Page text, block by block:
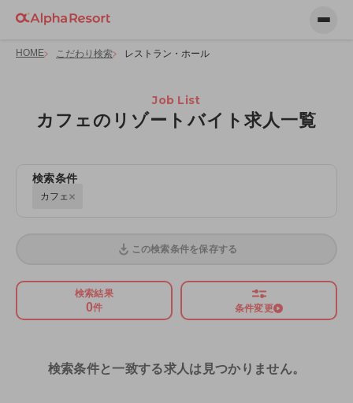
HOME こだわり検索 レストラン・ホール
Job List
カフェのリゾートバイト求人一覧
検索条件
カフェ
この検索条件を保存する
検索結果
0件 条件変更
検索条件と一致する求人は見つかりません。